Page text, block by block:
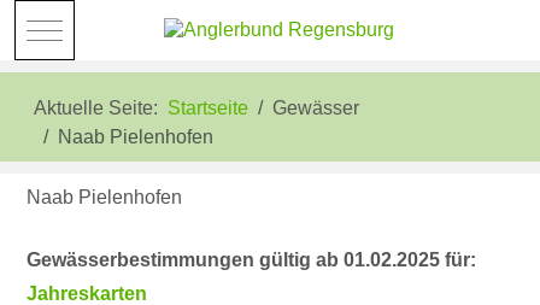
Mobile Menu Toggle
Aktuelle Seite: Startseite
Gewässer
Naab Pielenhofen
Naab Pielenhofen
Gewässerbestimmungen gültig ab 01.02.2025 für:
Jahreskarten